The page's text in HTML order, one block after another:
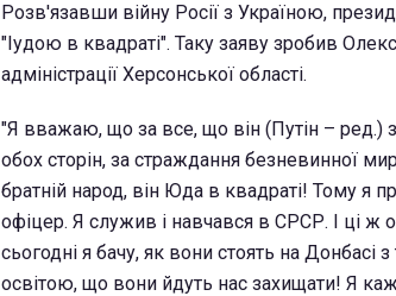
Розв'язавши війну Росії з Україною,
"Іудою в квадраті". Таку заяву зробив
адміністрації Херсонської області.
"Я вважаю, що за все, що він (Путін – ред.)
обох сторін, за страждання безневинної
братній народ, він Юда в квадраті! Тому я
офіцер. Я служив і навчався в СРСР. І ці ж
сьогодні я бачу, як вони стоять на
освітою, що вони йдуть нас захищати! Я